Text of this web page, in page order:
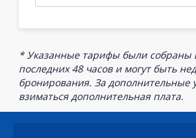
* Указанные тарифы были собраны
последних 48 часов и могут быть
бронирования. За дополнительные
взиматься дополнительная плата.